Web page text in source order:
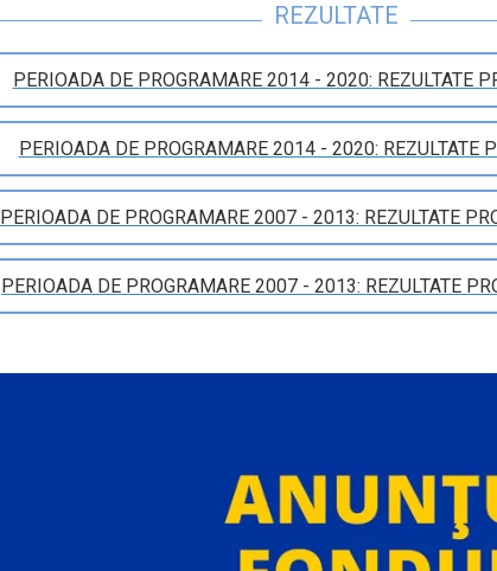
REZULTATE
PERIOADA DE PROGRAMARE 2014 - 2020: REZULTATE
PERIOADA DE PROGRAMARE 2014 - 2020: REZULTATE
PERIOADA DE PROGRAMARE 2007 - 2013: REZULTATE
PERIOADA DE PROGRAMARE 2007 - 2013: REZULTATE